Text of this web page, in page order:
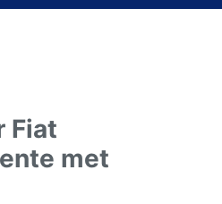
Fiat
met